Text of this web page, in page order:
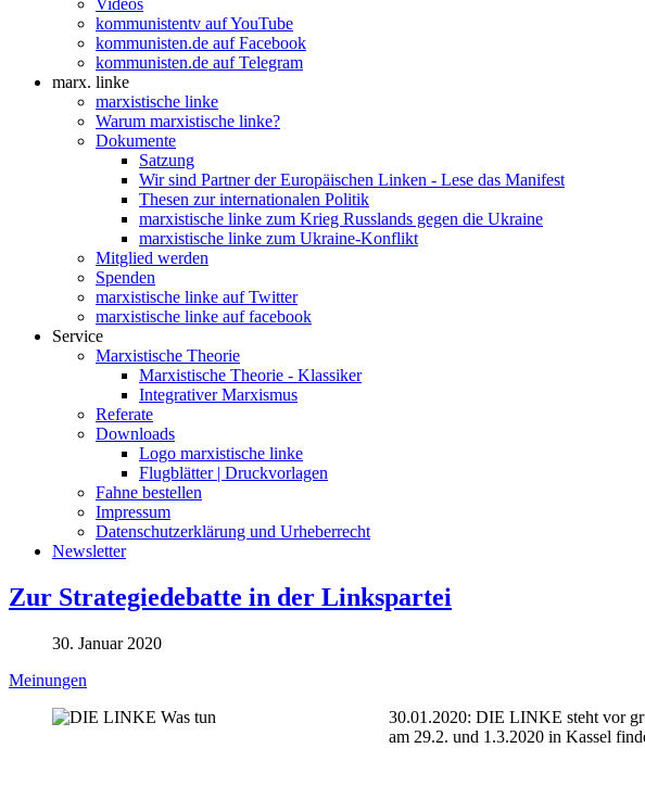
kommunistentv auf YouTube
kommunisten.de auf Facebook
kommunisten.de auf Telegram
marx. linke
marxistische linke
Warum marxistische linke?
Dokumente
Satzung
Wir sind Partner der Europäischen Linken - Lese das Manifest
Thesen zur internationalen Politik
marxistische linke zum Krieg Russlands gegen die Ukraine
marxistische linke zum Ukraine-Konflikt
Mitglied werden
Spenden
marxistische linke auf Twitter
marxistische linke auf facebook
Service
Marxistische Theorie
Marxistische Theorie - Klassiker
Integrativer Marxismus
Referate
Downloads
Logo marxistische linke
Flugblätter | Druckvorlagen
Fahne bestellen
Impressum
Datenschutzerklärung und Urheberrecht
Newsletter
Zur Strategiedebatte in der Linkspartei
30. Januar 2020
Meinungen
30.01.2020: DIE LINKE steht vor
am 29.2. und 1.3.2020 in Kassel